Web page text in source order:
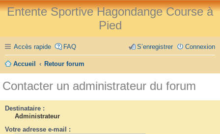
Entente Sportive Hagondange Course à
Pied
Accès rapide FAQ Connexion
S’enregistrer
Accueil Retour forum
Contacter un administrateur du forum
Destinataire :
Administrateur
Votre adresse e-mail :